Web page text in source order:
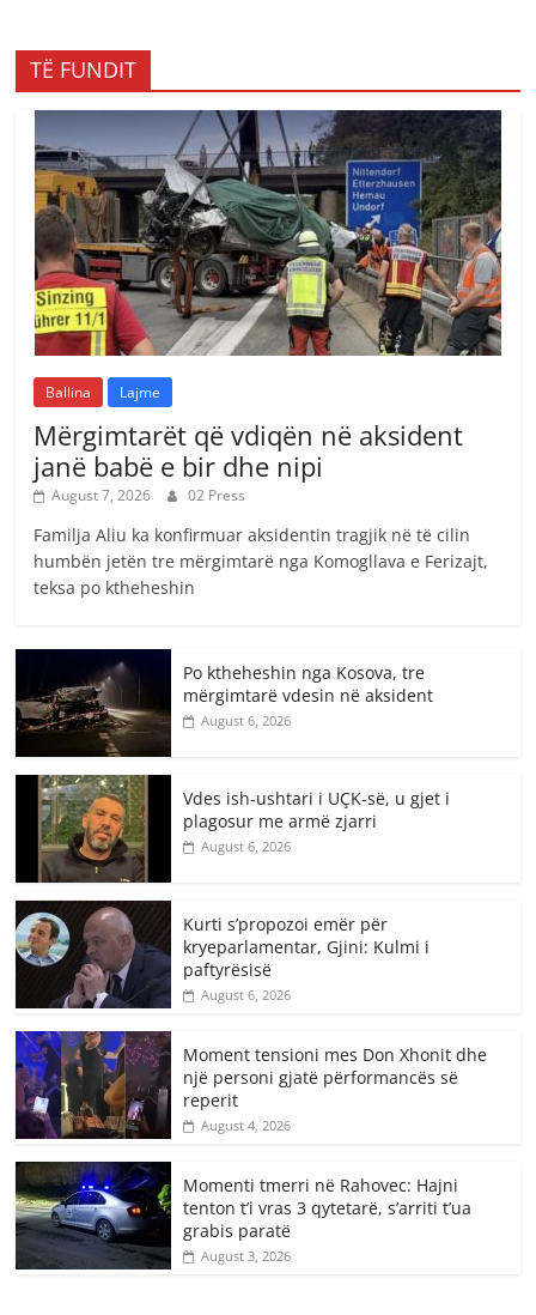
TË FUNDIT
Ballina Lajme
Mërgimtarët që vdiqën në aksident
janë babë e bir dhe nipi
August 7, 2026 02 Press
Familja Aliu ka konfirmuar aksidentin tragjik në të cilin
humbën jetën tre mërgimtarë nga Komogllava e Ferizajt,
teksa po ktheheshin
Po ktheheshin nga Kosova, tre
mërgimtarë vdesin në aksident
August 6, 2026
Vdes ish-ushtari i UÇK-së, u gjet i
plagosur me armë zjarri
August 6, 2026
Kurti s’propozoi emër për
kryeparlamentar, Gjini: Kulmi i
paftyrësisë
August 6, 2026
Moment tensioni mes Don Xhonit dhe
një personi gjatë përformancës së
reperit
August 4, 2026
Momenti tmerri në Rahovec: Hajni
tenton t’i vras 3 qytetarë, s’arriti t’ua
grabis paratë
August 3, 2026